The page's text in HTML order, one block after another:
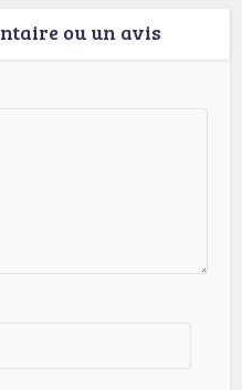
ou un avis